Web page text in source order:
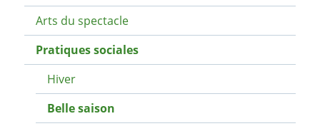
Arts du spectacle
Pratiques sociales
Hiver
Belle saison